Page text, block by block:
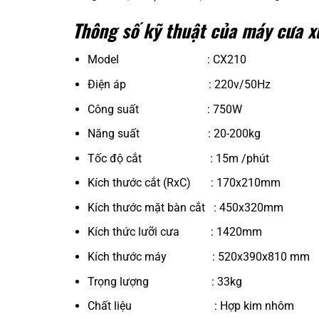
Thông số kỹ thuật của máy cưa
Model : CX210
Điện áp : 220v/50Hz
Công suất : 750W
Năng suất : 20-200kg
Tốc độ cắt : 15m /phút
Kích thước cắt (RxC) : 170x210mm
Kích thước mặt bàn cắt : 450x320mm
Kích thức lưỡi cưa : 1420mm
Kích thước máy : 520x390x810 mm
Trọng lượng : 33kg
Chất liệu : Hợp kim nhôm